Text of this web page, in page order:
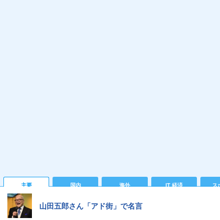
主要 国内 海外 IT 経済 ス
山田五郎さん「アド街」で名言